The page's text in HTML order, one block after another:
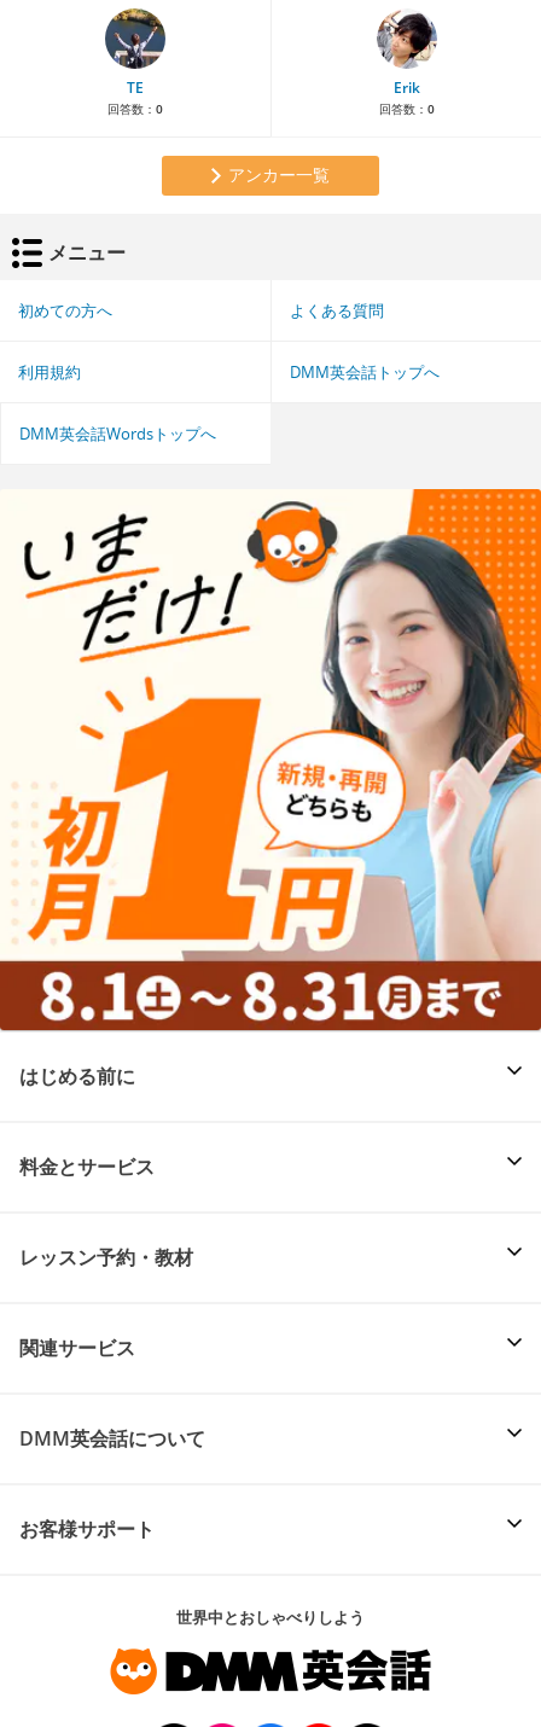
TE
回答数： 0
Erik
回答数： 0
アンカー一覧
メニュー
初めての方へ よくある質問
利用規約 DMM英会話トップへ
DMM英会話Wordsトップへ
はじめる前に
料金とサービス
レッスン予約・教材
関連サービス
DMM英会話について
お客様サポート
世界中とおしゃべりしよう